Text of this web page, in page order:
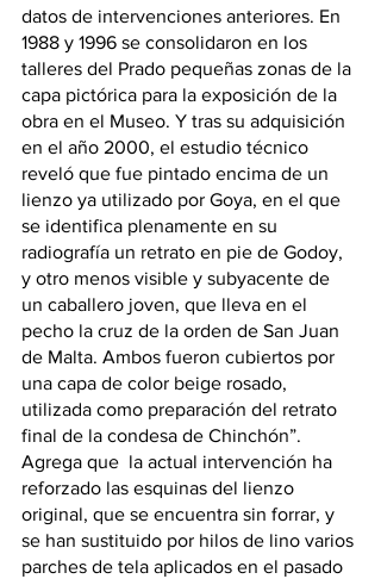
datos de intervenciones anteriores. En
1988 y 1996 se consolidaron en los
talleres del Prado pequeñas zonas de la
capa pictórica para la exposición de la
obra en el Museo. Y tras su adquisición
en el año 2000, el estudio técnico
reveló que fue pintado encima de un
lienzo ya utilizado por Goya, en el que
se identifica plenamente en su
radiografía un retrato en pie de Godoy,
y otro menos visible y subyacente de
un caballero joven, que lleva en el
pecho la cruz de la orden de San Juan
de Malta. Ambos fueron cubiertos por
una capa de color beige rosado,
utilizada como preparación del retrato
final de la condesa de Chinchón”.
Agrega que  la actual intervención ha
reforzado las esquinas del lienzo
original, que se encuentra sin forrar, y
se han sustituido por hilos de lino varios
parches de tela aplicados en el pasado